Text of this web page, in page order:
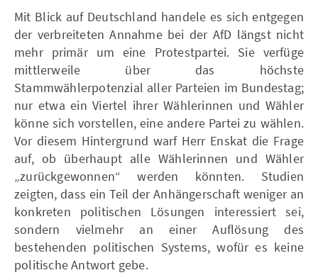
Mit Blick auf Deutschland handele es sich entgegen
der verbreiteten Annahme bei der AfD längst nicht
mehr primär um eine Protestpartei. Sie verfüge
mittlerweile über das höchste
Stammwählerpotenzial aller Parteien im Bundestag;
nur etwa ein Viertel ihrer Wählerinnen und Wähler
könne sich vorstellen, eine andere Partei zu wählen.
Vor diesem Hintergrund warf Herr Enskat die Frage
auf, ob überhaupt alle Wählerinnen und Wähler
„zurückgewonnen“ werden könnten. Studien
zeigten, dass ein Teil der Anhängerschaft weniger an
konkreten politischen Lösungen interessiert sei,
sondern vielmehr an einer Auflösung des
bestehenden politischen Systems, wofür es keine
politische Antwort gebe.